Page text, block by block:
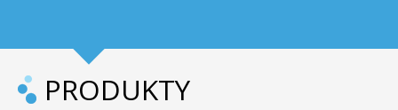
PRODUKTY